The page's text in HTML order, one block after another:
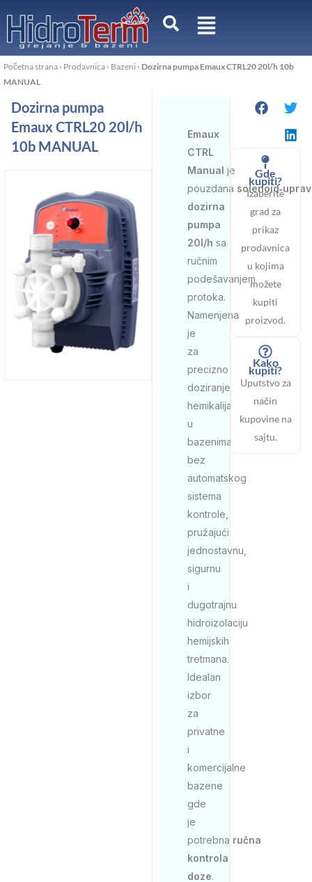
sadržaj
Početna strana › Prodavnica › Bazeni › Dozirna pumpa Emaux CTRL20 20l/h 10b
MANUAL
Dozirna pumpa
Emaux CTRL20 20l/h
10b MANUAL
Emaux
CTRL
Manual je
pouzdana
dozirna
pumpa
20l/h sa
ručnim
podešavanjem
protoka.
Namenjena
je
za
precizno
doziranje
hemikalija
u
bazenima
bez
automatskog
sistema
kontrole,
pružajući
jednostavnu,
sigurnu
i
dugotrajnu
hidroizolaciju
hemijskih
tretmana.
Idealan
izbor
za
privatne
i
komercijalne
bazene
gde
je
potrebna ručna
kontrola
doze.
Gde
kupiti?
Izaberite
grad za
prikaz
prodavnica
u kojima
možete
kupiti
proizvod.
Kako
kupiti?
Uputstvo za
način
kupovine na
sajtu.